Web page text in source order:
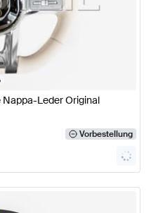
Leder Original
Vorbestellung